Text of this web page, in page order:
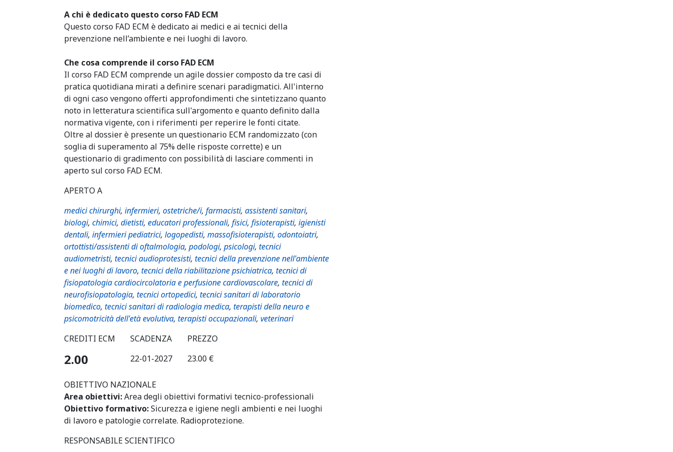
A chi è dedicato questo corso FAD ECM
Questo corso FAD ECM è dedicato ai medici e ai tecnici della
prevenzione nell’ambiente e nei luoghi di lavoro.
Che cosa comprende il corso FAD ECM
Il corso FAD ECM comprende un agile dossier composto da tre casi di
pratica quotidiana mirati a definire scenari paradigmatici. All'interno
di ogni caso vengono offerti approfondimenti che sintetizzano quanto
noto in letteratura scientifica sull'argomento e quanto definito dalla
normativa vigente, con i riferimenti per reperire le fonti citate.
Oltre al dossier è presente un questionario ECM randomizzato (con
soglia di superamento al 75% delle risposte corrette) e un
questionario di gradimento con possibilità di lasciare commenti in
aperto sul corso FAD ECM.
APERTO A
medici chirurghi, infermieri, ostetriche/i, farmacisti, assistenti sanitari,
biologi, chimici, dietisti, educatori professionali, fisici, fisioterapisti, igienisti
dentali, infermieri pediatrici, logopedisti, massofisioterapisti, odontoiatri,
ortottisti/assistenti di oftalmologia, podologi, psicologi, tecnici
audiometristi, tecnici audioprotesisti, tecnici della prevenzione nell'ambiente
e nei luoghi di lavoro, tecnici della riabilitazione psichiatrica, tecnici di
fisiopatologia cardiocircolatoria e perfusione cardiovascolare, tecnici di
neurofisiopatologia, tecnici ortopedici, tecnici sanitari di laboratorio
biomedico, tecnici sanitari di radiologia medica, terapisti della neuro e
psicomotricità dell'età evolutiva, terapisti occupazionali, veterinari
CREDITI ECM
2.00
SCADENZA
22-01-2027
PREZZO
23.00 €
OBIETTIVO NAZIONALE
Area obiettivi:Area degli obiettivi formativi tecnico-professionali
Obiettivo formativo:Sicurezza e igiene negli ambienti e nei luoghi
di lavoro e patologie correlate. Radioprotezione.
RESPONSABILE SCIENTIFICO